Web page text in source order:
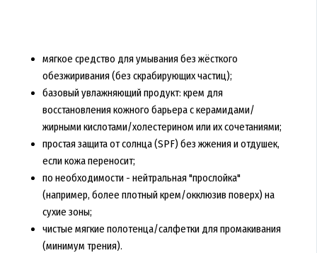
мягкое средство для умывания без жёсткого
обезжиривания (без скрабирующих частиц);
базовый увлажняющий продукт: крем для
восстановления кожного барьера с керамидами/
жирными кислотами/холестерином или их сочетаниями;
простая защита от солнца (SPF) без жжения и отдушек,
если кожа переносит;
по необходимости - нейтральная "прослойка"
(например, более плотный крем/окклюзив поверх) на
сухие зоны;
чистые мягкие полотенца/салфетки для промакивания
(минимум трения).